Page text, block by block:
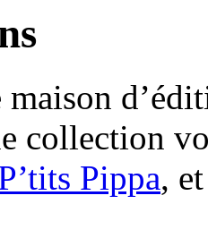
maison
collection
Pippa,